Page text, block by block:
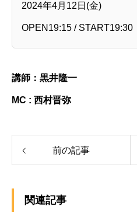
2024年4月12日(金)
OPEN19:15 / START19:30
講師：黒井隆一
MC : 西村晋弥
前の記事
関連記事